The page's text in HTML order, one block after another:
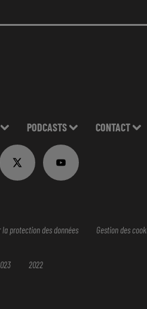
PODCASTS CONTACT
protection des données Gestion des
2022